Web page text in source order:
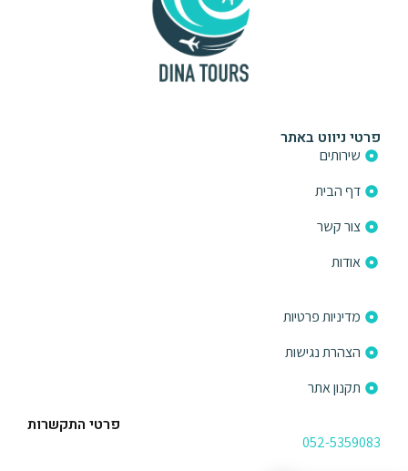
פרטי ניווט באתר
שירותים
דף הבית
צור קשר
אודות
מדיניות פרטיות
הצהרת נגישות
תקנון אתר
פרטי התקשרות
052-5359083